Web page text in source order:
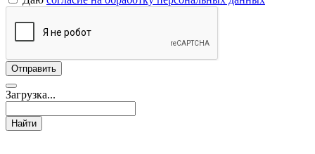
Загрузка...
Найти